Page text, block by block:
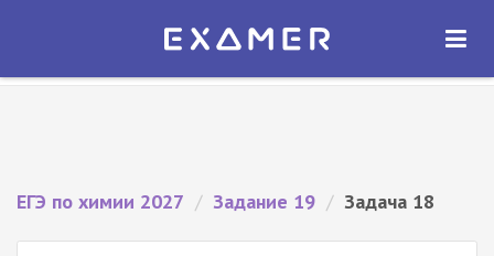
Экзамер — ЕГЭ 2027
ОТКРЫТЬ
ЕГЭ по химии 2027 / Задание 19 / Задача 18